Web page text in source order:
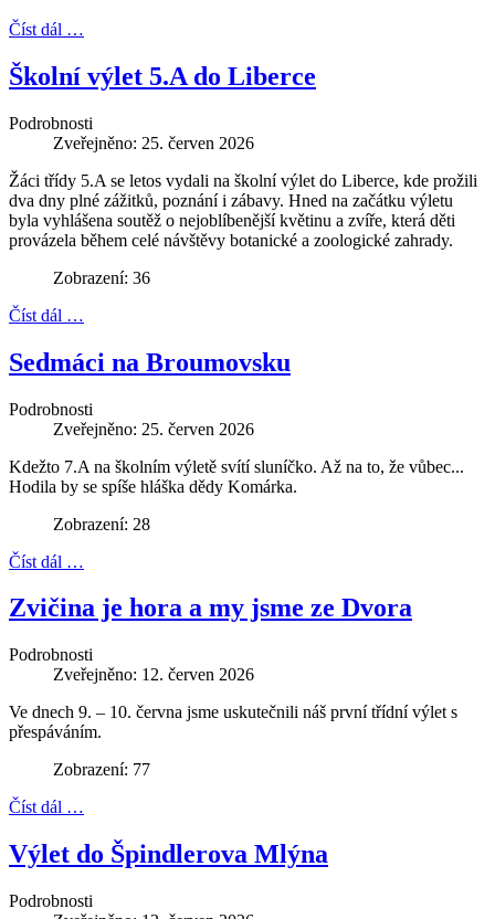
Číst dál …
Školní výlet 5.A do Liberce
Podrobnosti
Zveřejněno: 25. červen 2026
Žáci třídy 5.A se letos vydali na školní výlet do Liberce, kde prožili
dva dny plné zážitků, poznání i zábavy. Hned na začátku výletu
byla vyhlášena soutěž o nejoblíbenější květinu a zvíře, která děti
provázela během celé návštěvy botanické a zoologické zahrady.
Zobrazení: 36
Číst dál …
Sedmáci na Broumovsku
Podrobnosti
Zveřejněno: 25. červen 2026
Kdežto 7.A na školním výletě svítí sluníčko. Až na to, že vůbec...
Hodila by se spíše hláška dědy Komárka.
Zobrazení: 28
Číst dál …
Zvičina je hora a my jsme ze Dvora
Podrobnosti
Zveřejněno: 12. červen 2026
Ve dnech 9. – 10. června jsme uskutečnili náš první třídní výlet s
přespáváním.
Zobrazení: 77
Číst dál …
Výlet do Špindlerova Mlýna
Podrobnosti